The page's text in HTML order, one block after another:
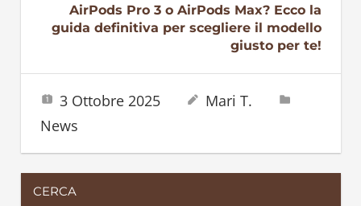
AirPods Pro 3 o AirPods Max? Ecco la
guida definitiva per scegliere il modello
giusto per te!
3 Ottobre 2025
Mari T.
News
CERCA